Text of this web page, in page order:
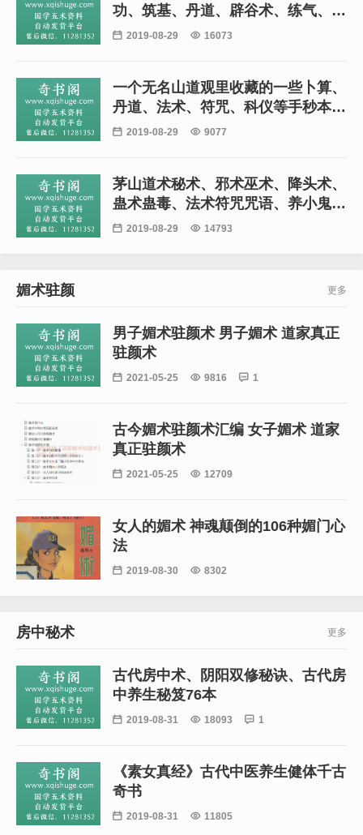
功、筑基、丹道、辟谷术、练气、养
生等道家秘籍269本
 2019-08-29  16073
一个无名山道观里收藏的一些卜算、
丹道、法术、符咒、科仪等手秒本秘
本珍稀道藏书籍155本
 2019-08-29  9077
茅山道术秘术、邪术巫术、降头术、
蛊术蛊毒、法术符咒咒语、养小鬼秘
术合集220本
 2019-08-29  14793
媚术驻颜 更多
男子媚术驻颜术 男子媚术 道家真正
驻颜术
 2021-05-25  9816  1
古今媚术驻颜术汇编 女子媚术 道家
真正驻颜术
 2021-05-25  12709
女人的媚术 神魂颠倒的106种媚门心
法
 2019-08-30  8302
房中秘术 更多
古代房中术、阴阳双修秘诀、古代房
中养生秘笈76本
 2019-08-31  18093  1
《素女真经》古代中医养生健体千古
奇书
 2019-08-31  11805